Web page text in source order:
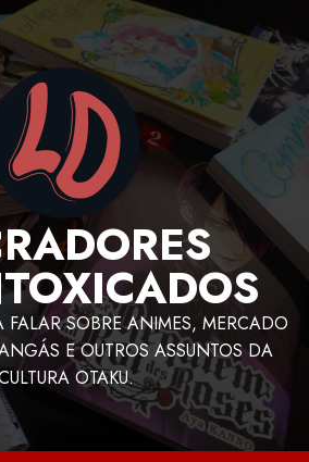
SOBRE ANIMES, MERCADO
E OUTROS ASSUNTOS DA
OTAKU.